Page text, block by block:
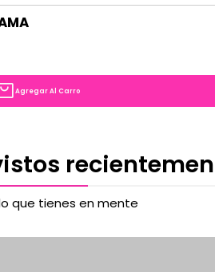
Agregar Al Carro
que tienes en mente